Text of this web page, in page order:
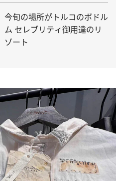
今旬の場所がトルコのボドル
ム セレブリティ御用達のリ
ゾート